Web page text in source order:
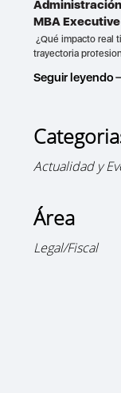
Administración
MBA
¿Qué impacto real
trayectoria
Seguir leyendo
Actualidad y
Área
Legal/Fiscal